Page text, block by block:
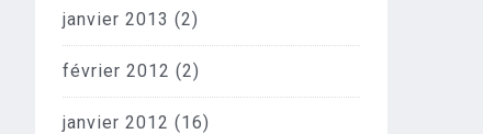
janvier 2013 (2)
février 2012 (2)
janvier 2012 (16)